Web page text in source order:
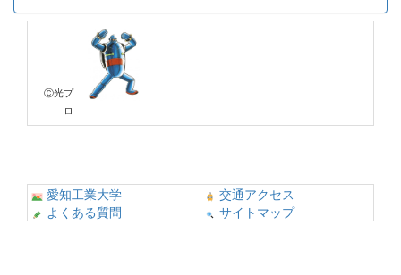
Ⓒ光プ
ロ
愛知工業大学
交通アクセス
よくある質問
サイトマップ